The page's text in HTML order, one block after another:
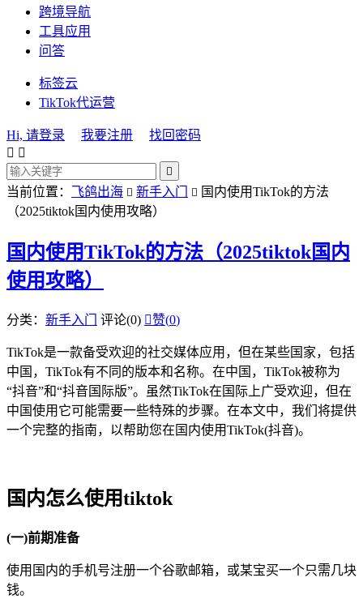
跨境导航
工具应用
问答
标签云
TikTok代运营
Hi, 请登录 我要注册
找回密码
 

当前位置： 飞鸽出海  新手入门  国内使用TikTok的方法
（2025tiktok国内使用攻略）
国内使用TikTok的方法（2025tiktok国内
使用攻略）
分类： 新手入门 评论(0) 赞(0)
TikTok是一款备受欢迎的社交媒体应用，但在某些国家，包括
中国，TikTok有不同的版本和名称。在中国，TikTok被称为
“抖音”和“抖音国际版”。虽然TikTok在国际上广受欢迎，但在
中国使用它可能需要一些特殊的步骤。在本文中，我们将提供
一个完整的指南，以帮助您在国内使用TikTok(抖音)。
国内怎么使用tiktok
(一)前期准备
使用国内的手机号注册一个谷歌邮箱，或某宝买一个只需几块
钱。